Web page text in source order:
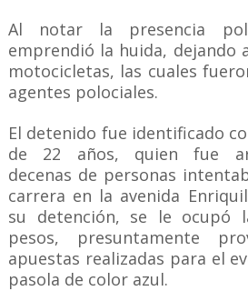
Al notar la presencia
emprendió la huida, dejando
motocicletas, las cuales
agentes polociales.
El detenido fue identificado
de 22 años, quien fue
decenas de personas
carrera en la avenida
su detención, se le ocupó
pesos, presuntamente
apuestas realizadas para el
pasola de color azul.